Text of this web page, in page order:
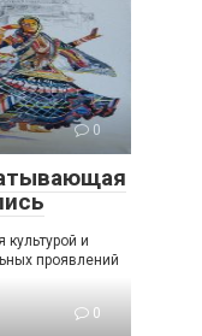
0
культурой и
проявлений
0